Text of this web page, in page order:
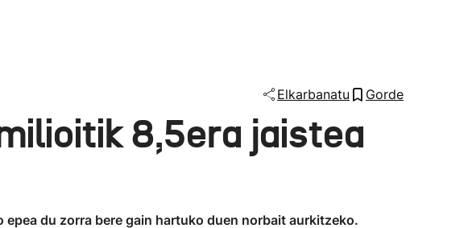
Azken berriak
Elkarbanatu Gorde
8,5era jaistea
du zorra bere gain hartuko duen norbait aurkitzeko.